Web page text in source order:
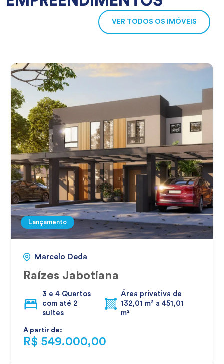
VER TODOS OS IMÓVEIS
Lançamento
Marcelo Deda
Raízes Jabotiana
3 e 4 Quartos
com até 2
suítes
Área privativa de
132,01 m² a 451,01
m²
A partir de:
R$ 549.000,00